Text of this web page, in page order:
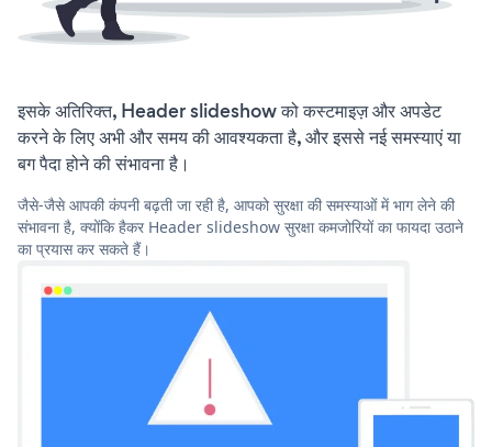
इसके अतिरिक्त, Header slideshow को कस्टमाइज़ और अपडेट
करने के लिए अभी और समय की आवश्यकता है, और इससे नई समस्याएं या
बग पैदा होने की संभावना है।
जैसे-जैसे आपकी कंपनी बढ़ती जा रही है, आपको सुरक्षा की समस्याओं में भाग लेने की
संभावना है, क्योंकि हैकर Header slideshow सुरक्षा कमजोरियों का फायदा उठाने
का प्रयास कर सकते हैं।